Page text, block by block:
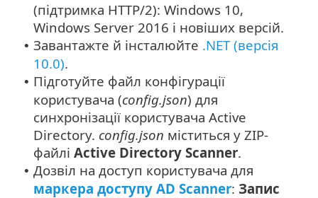
(підтримка HTTP/2): Windows 10,
Windows Server 2016 і новіших версій.
• Завантажте й інсталюйте .NET (версія
10.0).
• Підготуйте файл конфігурації
користувача (config.json) для
синхронізації користувача Active
Directory. config.json міститься у ZIP-
файлі Active Directory Scanner.
• Дозвіл на доступ користувача для
маркера доступу AD Scanner: Запис